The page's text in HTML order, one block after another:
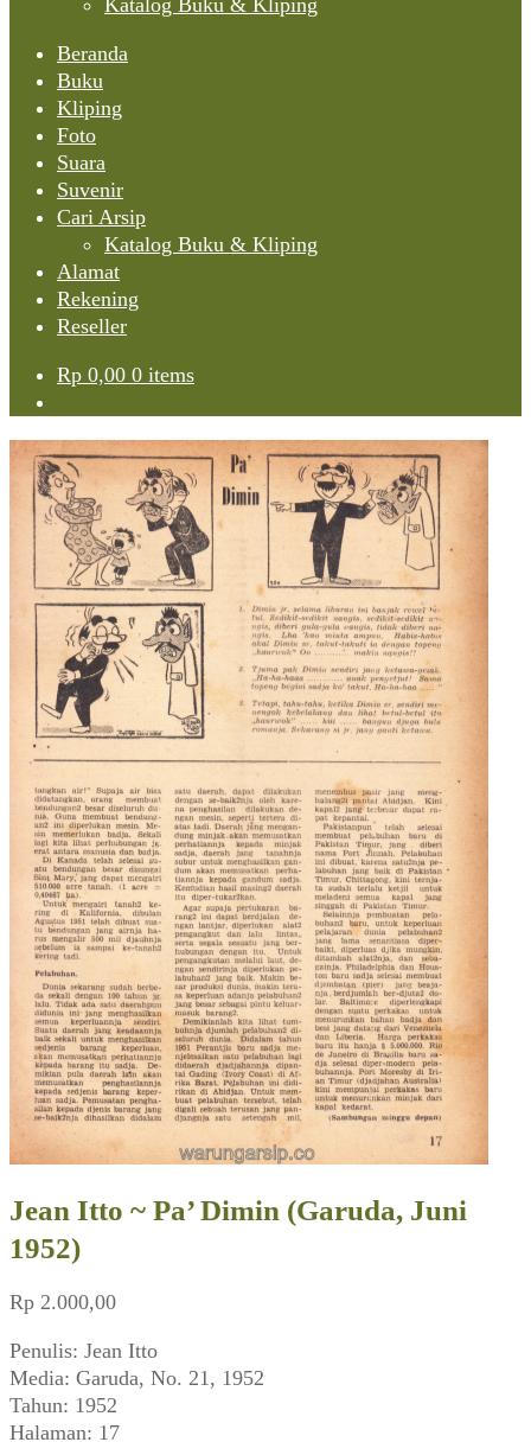
Katalog Buku & Kliping
Beranda
Buku
Kliping
Foto
Suara
Suvenir
Cari Arsip
Katalog Buku & Kliping
Alamat
Rekening
Reseller
Rp 0,00 0 items
Jean Itto ~ Pa’ Dimin (Garuda, Juni
1952)
Rp 2.000,00
Penulis: Jean Itto
Media: Garuda, No. 21, 1952
Tahun: 1952
Halaman: 17